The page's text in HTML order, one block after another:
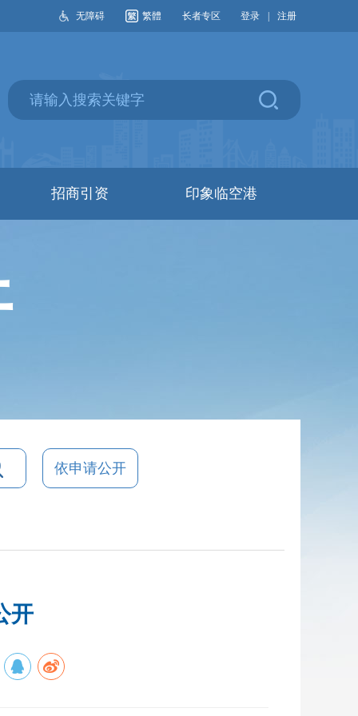
无障碍 繁體 长者专区 登录 注册
招商引资 印象临空港
依申请公开
开